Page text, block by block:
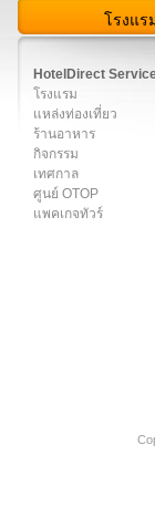
โรงแร
HotelDirect
โรงแรม
แหล่งท่องเที่ยว
ร้านอาหาร
กิจกรรม
เทศกาล
ศูนย์ OTOP
แพคเกจทัวร์